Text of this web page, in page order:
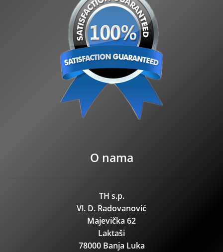
O nama
TH s.p.
Vl. D. Radovanović
Majevička 62
Laktaši
78000 Banja Luka